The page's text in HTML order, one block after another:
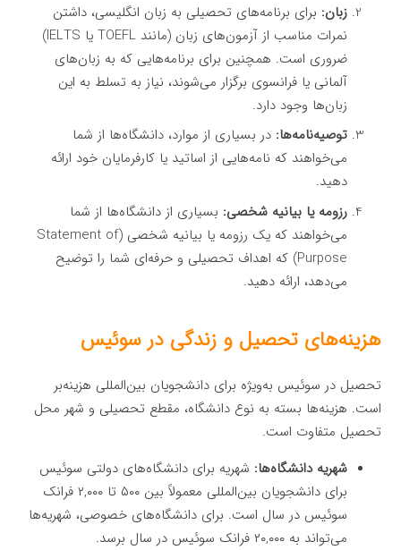
زبان: برای برنامه‌های تحصیلی به زبان انگلیسی، داشتن
نمرات مناسب از آزمون‌های زبان (مانند TOEFL یا IELTS)
ضروری است. همچنین برای برنامه‌هایی که به زبان‌های
آلمانی یا فرانسوی برگزار می‌شوند، نیاز به تسلط به این
زبان‌ها وجود دارد.
توصیه‌نامه‌ها: در بسیاری از موارد، دانشگاه‌ها از شما
می‌خواهند که نامه‌هایی از اساتید یا کارفرمایان خود ارائه
دهید.
رزومه یا بیانیه شخصی: بسیاری از دانشگاه‌ها از شما
می‌خواهند که یک رزومه یا بیانیه شخصی (Statement of
Purpose) که اهداف تحصیلی و حرفه‌ای شما را توضیح
می‌دهد، ارائه دهید.
هزینه‌های تحصیل و زندگی در سوئیس
تحصیل در سوئیس به‌ویژه برای دانشجویان بین‌المللی هزینه‌بر
است. هزینه‌ها بسته به نوع دانشگاه، مقطع تحصیلی و شهر محل
تحصیل متفاوت است.
شهریه دانشگاه‌ها: شهریه برای دانشگاه‌های دولتی سوئیس
برای دانشجویان بین‌المللی معمولاً بین ۵۰۰ تا ۲,۰۰۰ فرانک
سوئیس در سال است. برای دانشگاه‌های خصوصی، شهریه‌ها
می‌تواند به ۲۰,۰۰۰ فرانک سوئیس در سال برسد.